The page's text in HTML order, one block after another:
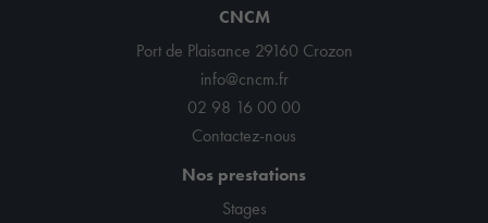
CNCM
Port de Plaisance 29160 Crozon
info@cncm.fr
02 98 16 00 00
Contactez-nous
Nos prestations
Stages